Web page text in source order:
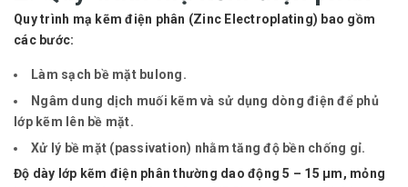
Quy trình mạ kẽm điện phân (Zinc Electroplating) bao gồm
các bước:
Làm sạch bề mặt bulong.
Ngâm dung dịch muối kẽm và sử dụng dòng điện để phủ
lớp kẽm lên bề mặt.
Xử lý bề mặt (passivation) nhằm tăng độ bền chống gỉ.
Độ dày lớp kẽm điện phân thường dao động5 – 15 µm, mỏng